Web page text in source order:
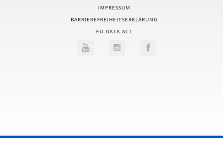
IMPRESSUM
BARRIEREFREIHEITSERKLÄRUNG
EU DATA ACT